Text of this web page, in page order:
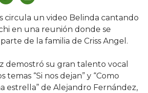
circula un video Belinda cantando
en una reunión donde se
de la familia de Criss Angel.
demostró su gran talento vocal
“Si nos dejan” y “Como
estrella” de Alejandro Fernández,